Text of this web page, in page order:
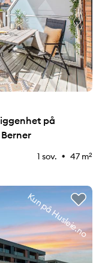
på
1 sov. ⚉ 47 m2
Kun på Husleie.no